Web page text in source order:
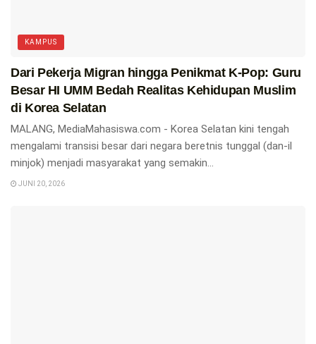
KAMPUS
Dari Pekerja Migran hingga Penikmat K-Pop: Guru
Besar HI UMM Bedah Realitas Kehidupan Muslim
di Korea Selatan
MALANG, MediaMahasiswa.com - Korea Selatan kini tengah
mengalami transisi besar dari negara beretnis tunggal (dan-il
minjok) menjadi masyarakat yang semakin...
JUNI 20, 2026